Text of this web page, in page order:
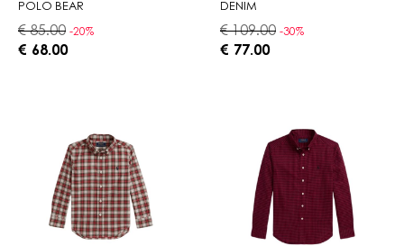
POLO BEAR
€ 85.00 -20%
€ 68.00
DENIM
€ 109.00 -30%
€ 77.00